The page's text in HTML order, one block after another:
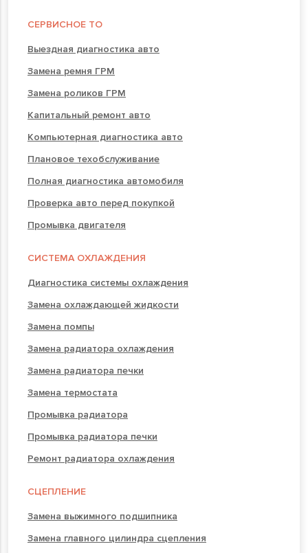
СЕРВИСНОЕ ТО
Выездная диагностика авто
Замена ремня ГРМ
Замена роликов ГРМ
Капитальный ремонт авто
Компьютерная диагностика авто
Плановое техобслуживание
Полная диагностика автомобиля
Проверка авто перед покупкой
Промывка двигателя
СИСТЕМА ОХЛАЖДЕНИЯ
Диагностика системы охлаждения
Замена охлаждающей жидкости
Замена помпы
Замена радиатора охлаждения
Замена радиатора печки
Замена термостата
Промывка радиатора
Промывка радиатора печки
Ремонт радиатора охлаждения
СЦЕПЛЕНИЕ
Замена выжимного подшипника
Замена главного цилиндра сцепления